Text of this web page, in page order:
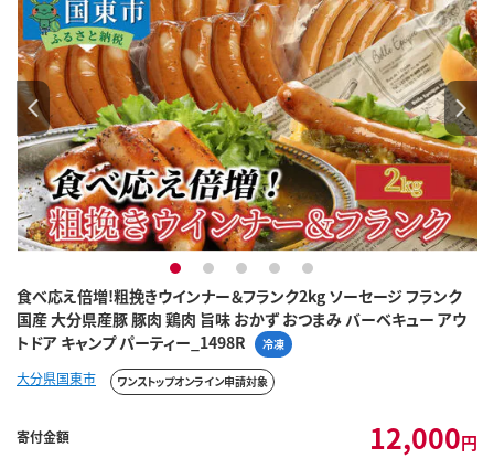
食べ応え倍増!粗挽きウインナー＆フランク2kg ソーセージ フランク
国産 大分県産豚 豚肉 鶏肉 旨味 おかず おつまみ バーベキュー アウ
トドア キャンプ パーティー_1498R
冷凍
1 2 3 4 5
大分県国東市 ワンストップオンライン申請対象
寄付金額 12,000円